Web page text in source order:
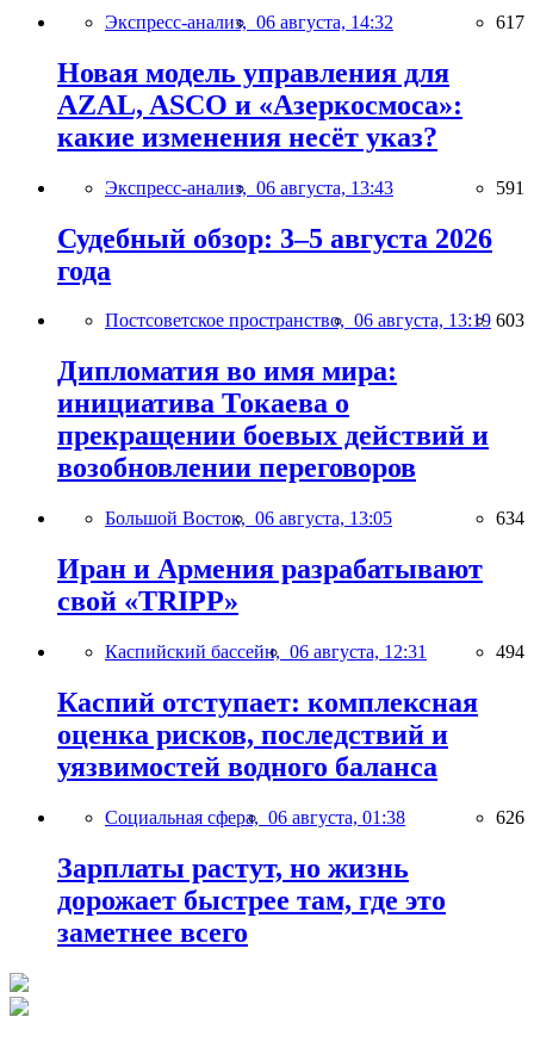
Экспресс-анализ, 06 августа, 14:32 617
Новая модель управления для
AZAL, ASCO и «Азеркосмоса»:
какие изменения несёт указ?
Экспресс-анализ, 06 августа, 13:43 591
Судебный обзор: 3–5 августа 2026
года
Постсоветское пространство, 06 августа, 13:19 603
Дипломатия во имя мира:
инициатива Токаева о
прекращении боевых действий и
возобновлении переговоров
Большой Восток, 06 августа, 13:05 634
Иран и Армения разрабатывают
свой «TRIPP»
Каспийский бассейн, 06 августа, 12:31 494
Каспий отступает: комплексная
оценка рисков, последствий и
уязвимостей водного баланса
Социальная сфера, 06 августа, 01:38 626
Зарплаты растут, но жизнь
дорожает быстрее там, где это
заметнее всего